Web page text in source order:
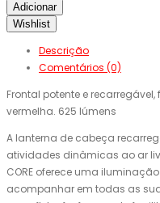
Adicionar
Wishlist
Descrição
Comentários (0)
Frontal potente e
vermelha. 625 lúmens
A lanterna de cabeça
atividades dinâmicas ao ar
CORE oferece uma
acompanhar em todas as